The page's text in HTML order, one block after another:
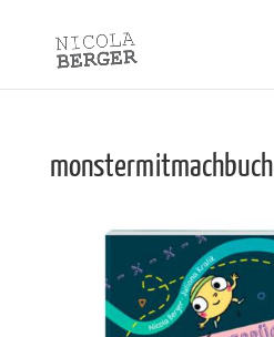
monstermitmachbuch